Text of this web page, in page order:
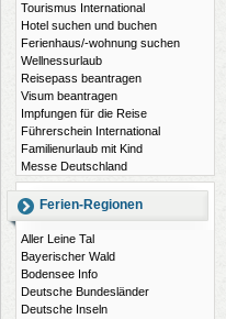
Tourismus International
Hotel suchen und buchen
Ferienhaus/-wohnung suchen
Wellnessurlaub
Reisepass beantragen
Visum beantragen
Impfungen für die Reise
Führerschein International
Familienurlaub mit Kind
Messe Deutschland
Ferien-Regionen
Aller Leine Tal
Bayerischer Wald
Bodensee Info
Deutsche Bundesländer
Deutsche Inseln